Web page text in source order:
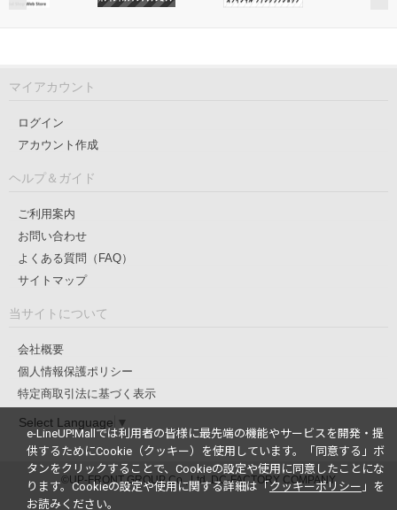
マイアカウント
ログイン
アカウント作成
ヘルプ＆ガイド
ご利用案内
お問い合わせ
よくある質問（FAQ）
サイトマップ
当サイトについて
会社概要
個人情報保護ポリシー
特定商取引法に基づく表示
Select Language ▼
©UP-FRONT GROUP Co., Ltd. DC-FACTORY COMPANY
e-LineUP!Mallでは利用者の皆様に最先端の機能やサービスを開発・提
供するためにCookie（クッキー）を使用しています。
「同意する」ボ
タンをクリックすることで、Cookieの設定や使用に同意したことにな
ります。Cookieの設定や使用に関する詳細は「 クッキーポリシー 」を
お読みください。